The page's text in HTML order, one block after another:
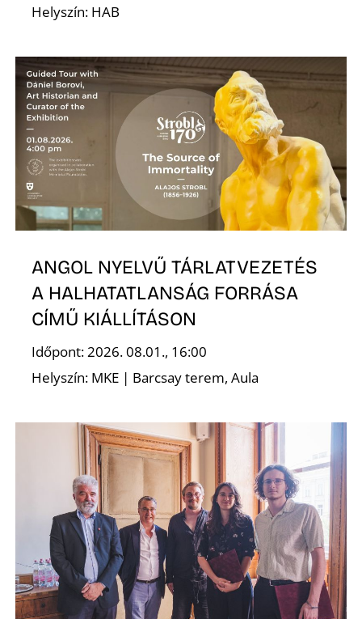
Helyszín: HAB
ANGOL NYELVŰ TÁRLATVEZETÉS
A HALHATATLANSÁG FORRÁSA
CÍMŰ KIÁLLÍTÁSON
Időpont: 2026. 08.01., 16:00
Helyszín: MKE | Barcsay terem, Aula